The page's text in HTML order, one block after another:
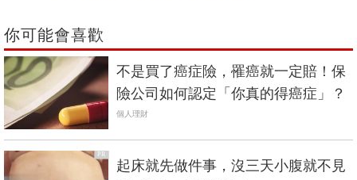
你可能會喜歡
不是買了癌症險，罹癌就一定賠！保
險公司如何認定「你真的得癌症」？
個人理財
PR
起床就先做件事，沒三天小腹就不見